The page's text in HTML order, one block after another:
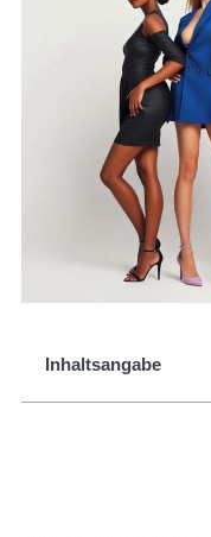
Inhaltsangabe